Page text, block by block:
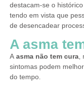
destacam-se o
tendo em vista que
de desencadear
A asma
A asma não tem cura,
sintomas podem
do tempo.